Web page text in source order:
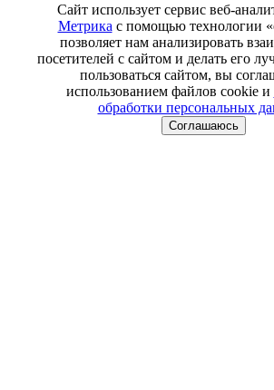
Сайт использует сервис веб-
Метрика с помощью технологии
позволяет нам анализировать
посетителей с сайтом и делать его
пользоваться сайтом, вы
использованием файлов cookie и
обработки персональных
Соглашаюсь